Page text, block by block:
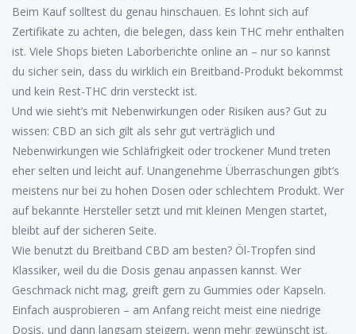
Beim Kauf solltest du genau hinschauen. Es lohnt sich auf
Zertifikate zu achten, die belegen, dass kein THC mehr enthalten
ist. Viele Shops bieten Laborberichte online an – nur so kannst
du sicher sein, dass du wirklich ein Breitband-Produkt bekommst
und kein Rest-THC drin versteckt ist.
Und wie sieht’s mit Nebenwirkungen oder Risiken aus? Gut zu
wissen: CBD an sich gilt als sehr gut verträglich und
Nebenwirkungen wie Schläfrigkeit oder trockener Mund treten
eher selten und leicht auf. Unangenehme Überraschungen gibt’s
meistens nur bei zu hohen Dosen oder schlechtem Produkt. Wer
auf bekannte Hersteller setzt und mit kleinen Mengen startet,
bleibt auf der sicheren Seite.
Wie benutzt du Breitband CBD am besten? Öl-Tropfen sind
Klassiker, weil du die Dosis genau anpassen kannst. Wer
Geschmack nicht mag, greift gern zu Gummies oder Kapseln.
Einfach ausprobieren – am Anfang reicht meist eine niedrige
Dosis, und dann langsam steigern, wenn mehr gewünscht ist.